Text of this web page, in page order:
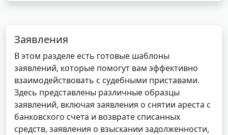
Заявления
В этом разделе есть готовые шаблоны
заявлений, которые помогут вам эффективно
взаимодействовать с судебными приставами.
Здесь представлены различные образцы
заявлений, включая заявления о снятии ареста с
банковского счета и возврате списанных
средств, заявления о взыскании задолженности,